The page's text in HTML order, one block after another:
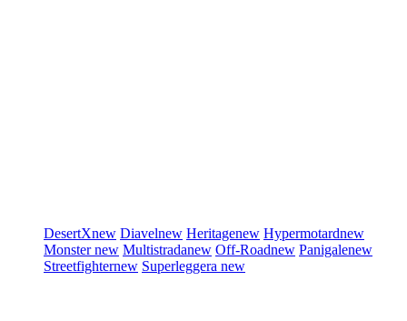
DesertXnew Diavelnew Heritagenew Hypermotardnew
Monsternew Multistradanew Off-Roadnew Panigalenew
Streetfighternew Superleggera new